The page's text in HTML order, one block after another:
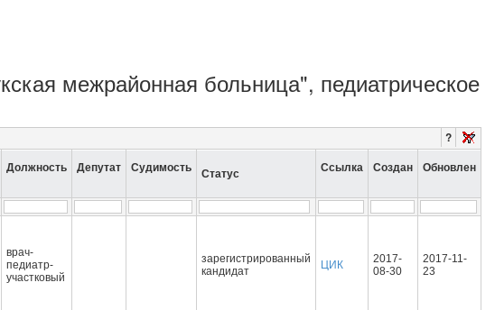
межрайонная больница", педиатрическое
?
Должность Депутат Судимость Статус Ссылка Создан Обновлен
врач-
педиатр-
участковый
зарегистрированный
кандидат
ЦИК
2017-
08-30
2017-11-
23